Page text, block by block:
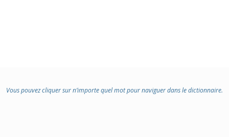
Vous pouvez cliquer sur n’importe quel mot pour naviguer dans le dictionnaire.